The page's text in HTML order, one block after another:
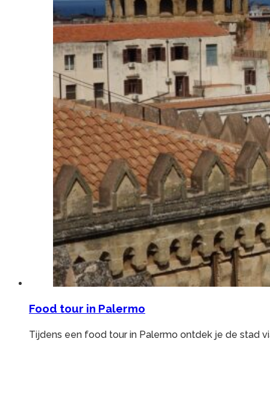
Food tour in Palermo
Tijdens een food tour in Palermo ontdek je de stad